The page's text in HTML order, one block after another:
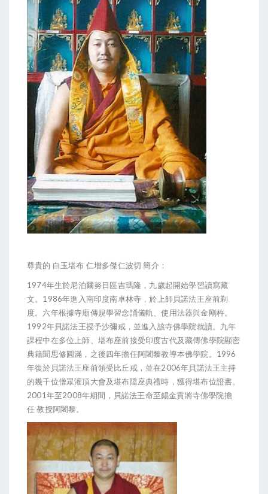
尊貴的 白玉堪布 仁增多傑仁波切 簡介：
1974年生於尼泊爾努日區吉瑪隆，九歲起開始學習讀寫藏
文。 1986年進入南印度南卓林寺，於上師貝諾法王座前剃
度。六年根據寺廟傳規學習念誦儀軌、使用法器與金剛杵。
1992年貝諾法王授予沙彌戒，並進入該寺佛學院就讀。九年
課程中在多位上師、堪布座前接受印度古代及藏傳佛學院顯密
典籍聞思修圓滿，之後四年擔任阿闍黎教導本佛學院。 1996
年復於貝諾法王座前領受比丘戒，並在2006年貝諾法王主持
的幾千位僧眾灌頂大會及堪布陞座典禮時，獲得堪布位證書。
2001 年至2008年期間，貝諾法王命至錫金貢將寺佛學院擔
任 教授阿闍黎。